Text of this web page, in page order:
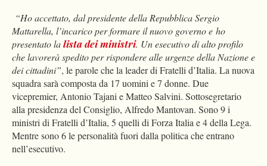
“Ho accettato, dal presidente della Repubblica Sergio
Mattarella, l’incarico per formare il nuovo governo e ho
presentato lalista dei ministri. Un esecutivo di alto profilo
che lavorerà spedito per rispondere alle urgenze della Nazione e
dei cittadini”, le parole che la leader di Fratelli d’Italia. La nuova
squadra sarà composta da 17 uomini e 7 donne. Due
vicepremier, Antonio Tajani e Matteo Salvini. Sottosegretario
alla presidenza del Consiglio, Alfredo Mantovan. Sono 9 i
ministri di Fratelli d’Italia, 5 quelli di Forza Italia e 4 della Lega.
Mentre sono 6 le personalità fuori dalla politica che entrano
nell’esecutivo.